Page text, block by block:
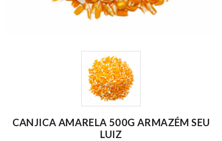
CANJICA AMARELA 500G ARMAZÉM SEU
LUIZ